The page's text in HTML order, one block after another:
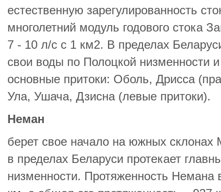
естественную зарегулированность
многолетний модуль годового стока
7 - 10 л/с с 1 км2. В пределах
свои воды по Полоцкой низменности
основные притоки: Оболь, Дрисса
Ула, Ушача, Дзисна (левые притоки).
Неман
берет свое начало на южных склонах
в пределах Беларуси протекает
низменности. Протяженность Немана